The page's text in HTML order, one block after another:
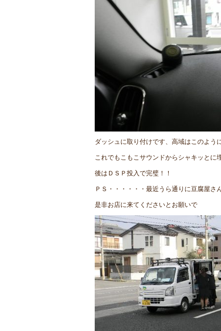
ダッシュに取り付けです、高域はこのよう
これでもこもこサウンドからシャキッとに
後はＤＳＰ投入で完璧！！
ＰＳ・・・・・・最近うら通りに豆腐屋さ
是非お店に来てくださいとお願いで